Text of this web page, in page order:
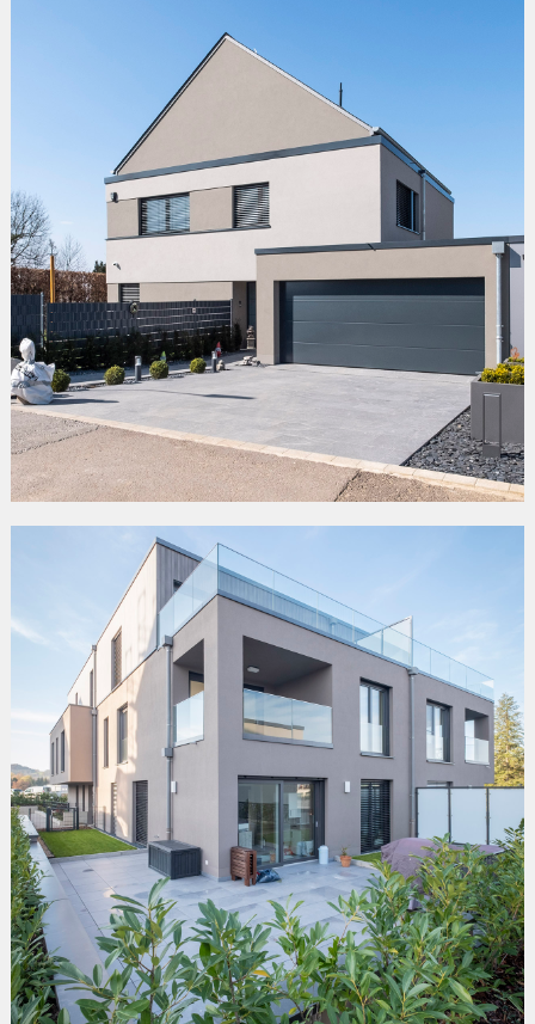
«MAESCHBOMMERT»
Fingig